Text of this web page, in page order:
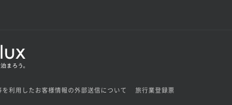
利用したお客様情報の外部送信について 旅行業登録票